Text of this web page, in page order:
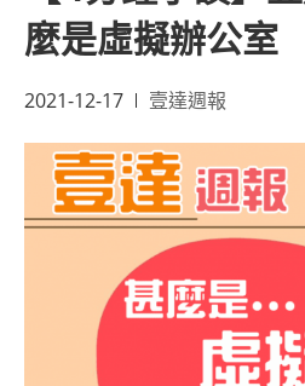
麼是虛擬辦公室
2021-12-17 壹達週報